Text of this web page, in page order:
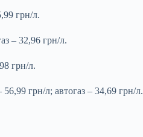
грн/л.
– 32,96 грн/л.
грн/л.
грн/л; автогаз – 34,69 грн/л.